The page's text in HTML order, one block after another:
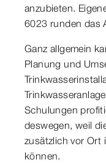
anzubieten.
6023 runden das
Ganz allgemein
Planung und
Schulungen
deswegen, weil
zusätzlich vor Ort
können.